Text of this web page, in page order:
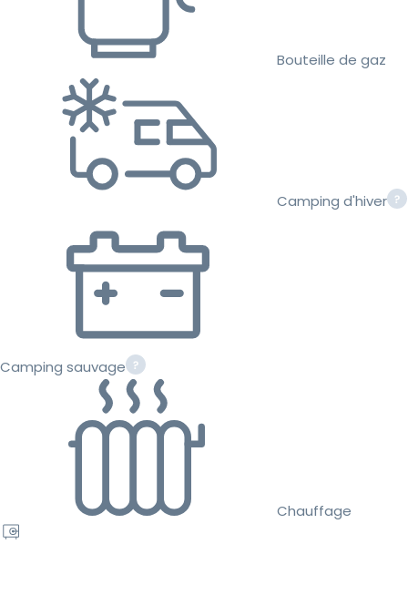
Bouteille de gaz
Camping d'hiver
Camping sauvage
Chauffage